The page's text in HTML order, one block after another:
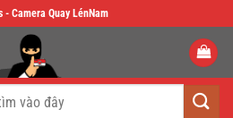
- Camera Quay LénNam